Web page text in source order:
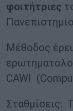
φοιτήτριες
Μέθοδος
CAWI
Σταθμίσεις: